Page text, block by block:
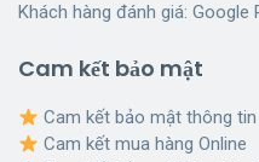
Khách hàng đánh giá: Google
Cam kết bảo mật
Cam kết bảo mật thông tin
Cam kết mua hàng Online